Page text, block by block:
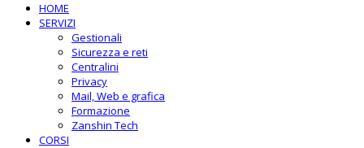
HOME
SERVIZI
Gestionali
Sicurezza e reti
Centralini
Privacy
Mail, Web e grafica
Formazione
Zanshin Tech
CORSI